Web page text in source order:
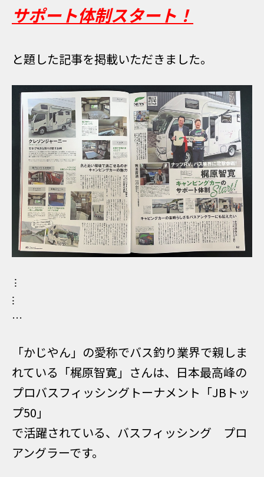
サポート体制スタート！
と題した記事を掲載いただきました。
⁝
⁝
…
「かじやん」の愛称でバス釣り業界で親しま
れている「梶原智寛」さんは、日本最高峰の
プロバスフィッシングトーナメント「JBトッ
プ50」
で活躍されている、バスフィッシング プロ
アングラーです。